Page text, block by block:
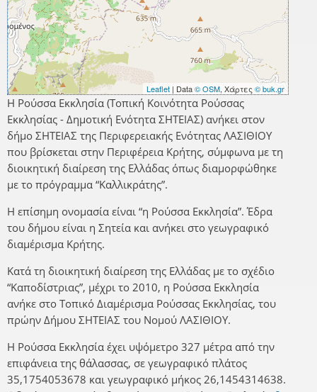
Leaflet | Data© OSM, Χάρτες © buk.gr
Η Ρούσσα Εκκλησία (Τοπική Κοινότητα Ρούσσας
Εκκλησίας - Δημοτική Ενότητα ΣΗΤΕΙΑΣ) ανήκει στον
δήμο ΣΗΤΕΙΑΣ της Περιφερειακής Ενότητας ΛΑΣΙΘΙΟΥ
που βρίσκεται στην Περιφέρεια Κρήτης, σύμφωνα με τη
διοικητική διαίρεση της Ελλάδας όπως διαμορφώθηκε
με το πρόγραμμα “Καλλικράτης”.
Η επίσημη ονομασία είναι “η Ρούσσα Εκκλησία”. Έδρα
του δήμου είναι η Σητεία και ανήκει στο γεωγραφικό
διαμέρισμα Κρήτης.
Κατά τη διοικητική διαίρεση της Ελλάδας με το σχέδιο
“Καποδίστριας”, μέχρι το 2010, η Ρούσσα Εκκλησία
ανήκε στο Τοπικό Διαμέρισμα Ρούσσας Εκκλησίας, του
πρώην Δήμου ΣΗΤΕΙΑΣ του Νομού ΛΑΣΙΘΙΟΥ.
Η Ρούσσα Εκκλησία έχει υψόμετρο 327 μέτρα από την
επιφάνεια της θάλασσας, σε γεωγραφικό πλάτος
35,1754053678 και γεωγραφικό μήκος 26,1454314638.